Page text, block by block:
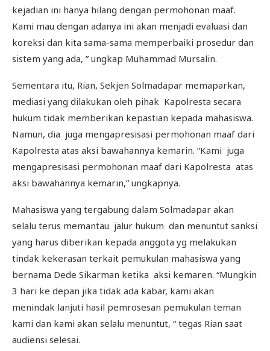
kejadian ini hanya hilang dengan permohonan maaf.
Kami mau dengan adanya ini akan menjadi evaluasi dan
koreksi dan kita sama-sama memperbaiki prosedur dan
sistem yang ada, ” ungkap Muhammad Mursalin.
Sementara itu, Rian, Sekjen Solmadapar memaparkan,
mediasi yang dilakukan oleh pihak Kapolresta secara
hukum tidak memberikan kepastian kepada mahasiswa.
Namun, dia juga mengapresisasi permohonan maaf dari
Kapolresta atas aksi bawahannya kemarin. “Kami juga
mengapresisasi permohonan maaf dari Kapolresta atas
aksi bawahannya kemarin,” ungkapnya.
Mahasiswa yang tergabung dalam Solmadapar akan
selalu terus memantau jalur hukum dan menuntut sanksi
yang harus diberikan kepada anggota yg melakukan
tindak kekerasan terkait pemukulan mahasiswa yang
bernama Dede Sikarman ketika aksi kemaren. “Mungkin
3 hari ke depan jika tidak ada kabar, kami akan
menindak lanjuti hasil pemrosesan pemukulan teman
kami dan kami akan selalu menuntut, “ tegas Rian saat
audiensi selesai.